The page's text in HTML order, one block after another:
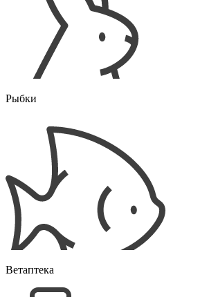
Рыбки
Ветаптека